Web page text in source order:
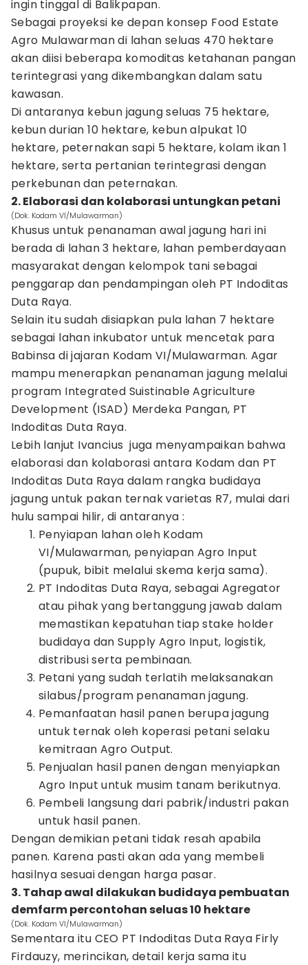
ingin tinggal di Balikpapan.
Sebagai proyeksi ke depan konsep Food Estate
Agro Mulawarman di lahan seluas 470 hektare
akan diisi beberapa komoditas ketahanan pangan
terintegrasi yang dikembangkan dalam satu
kawasan.
Di antaranya kebun jagung seluas 75 hektare,
kebun durian 10 hektare, kebun alpukat 10
hektare, peternakan sapi 5 hektare, kolam ikan 1
hektare, serta pertanian terintegrasi dengan
perkebunan dan peternakan.
2. Elaborasi dan kolaborasi untungkan petani
(Dok. Kodam VI/Mulawarman)
Khusus untuk penanaman awal jagung hari ini
berada di lahan 3 hektare, lahan pemberdayaan
masyarakat dengan kelompok tani sebagai
penggarap dan pendampingan oleh PT Indoditas
Duta Raya.
Selain itu sudah disiapkan pula lahan 7 hektare
sebagai lahan inkubator untuk mencetak para
Babinsa di jajaran Kodam VI/Mulawarman. Agar
mampu menerapkan penanaman jagung melalui
program Integrated Suistinable Agriculture
Development (ISAD) Merdeka Pangan, PT
Indoditas Duta Raya.
Lebih lanjut Ivancius juga menyampaikan bahwa
elaborasi dan kolaborasi antara Kodam dan PT
Indoditas Duta Raya dalam rangka budidaya
jagung untuk pakan ternak varietas R7, mulai dari
hulu sampai hilir, di antaranya :
Penyiapan lahan oleh Kodam
VI/Mulawarman, penyiapan Agro Input
(pupuk, bibit melalui skema kerja sama).
PT Indoditas Duta Raya, sebagai Agregator
atau pihak yang bertanggung jawab dalam
memastikan kepatuhan tiap stake holder
budidaya dan Supply Agro Input, logistik,
distribusi serta pembinaan.
Petani yang sudah terlatih melaksanakan
silabus/program penanaman jagung.
Pemanfaatan hasil panen berupa jagung
untuk ternak oleh koperasi petani selaku
kemitraan Agro Output.
Penjualan hasil panen dengan menyiapkan
Agro Input untuk musim tanam berikutnya.
Pembeli langsung dari pabrik/industri pakan
untuk hasil panen.
Dengan demikian petani tidak resah apabila
panen. Karena pasti akan ada yang membeli
hasilnya sesuai dengan harga pasar.
3. Tahap awal dilakukan budidaya pembuatan
demfarm percontohan seluas 10 hektare
(Dok. Kodam VI/Mulawarman)
Sementara itu CEO PT Indoditas Duta Raya Firly
Firdauzy, merincikan, detail kerja sama itu